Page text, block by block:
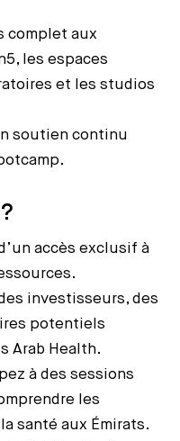
complet aux
les espaces
et les studios
soutien continu
accès exclusif à
investisseurs, des
potentiels
Arab Health.
à des sessions
les
santé aux Émirats.